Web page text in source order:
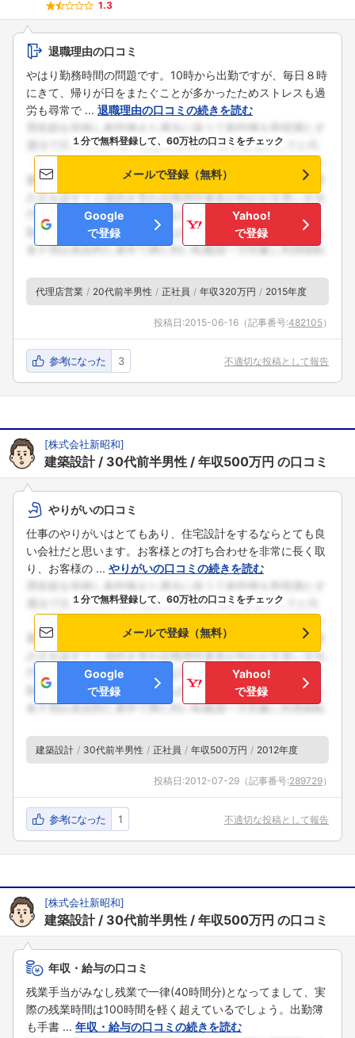
1.3
退職理由の口コミ
やはり勤務時間の問題です。10時から出勤ですが、毎日８時
にきて、帰りが日をまたぐことが多かったためストレスも過
労も尋常で ... 退職理由の口コミの続きを読む
１分で無料登録して、60万社の口コミをチェック
メールで登録（無料）
Google
で登録
Yahoo!
で登録
代理店営業 20代前半男性 正社員 年収320万円 2015年度
投稿日:2015-06-16 （記事番号:482105）
参考になった 3 不適切な投稿として報告
[株式会社新昭和]
建築設計 30代前半男性 年収500万円 の口コミ
やりがいの口コミ
仕事のやりがいはとてもあり、住宅設計をするならとても良
い会社だと思います。お客様との打ち合わせを非常に長く取
り、お客様の ... やりがいの口コミの続きを読む
１分で無料登録して、60万社の口コミをチェック
メールで登録（無料）
Google
で登録
Yahoo!
で登録
建築設計 30代前半男性 正社員 年収500万円 2012年度
投稿日:2012-07-29 （記事番号:289729）
参考になった 1 不適切な投稿として報告
[株式会社新昭和]
建築設計 30代前半男性 年収500万円 の口コミ
年収・給与の口コミ
残業手当がみなし残業で一律(40時間分)となってまして、実
際の残業時間は100時間を軽く超えているでしょう。出勤簿
も手書 ... 年収・給与の口コミの続きを読む